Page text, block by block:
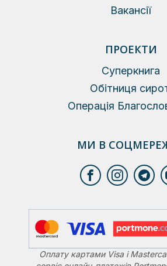
Вакансії
ПРОЕКТИ
Суперкнига
Обітниця
Операція
МИ В
Оплату картами Visa і